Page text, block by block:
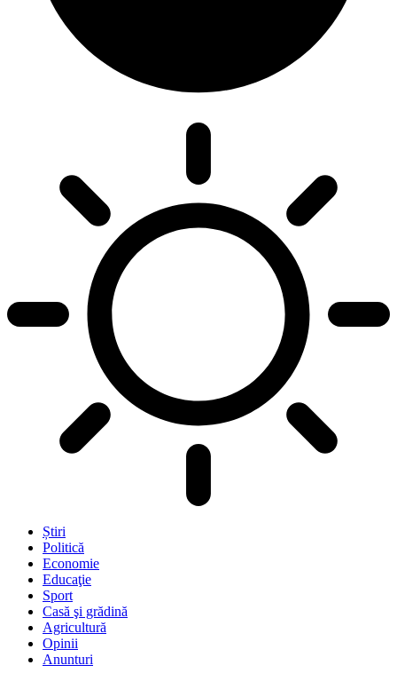
Știri
Politică
Economie
Educaţie
Sport
Casă şi grădină
Agricultură
Opinii
Anunturi